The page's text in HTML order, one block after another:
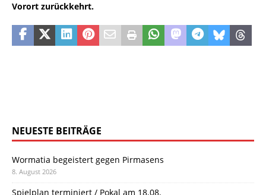
Vorort zurückkehrt.
NEUESTE BEITRÄGE
Wormatia begeistert gegen Pirmasens
8. August 2026
Spielplan terminiert / Pokal am 18.08.